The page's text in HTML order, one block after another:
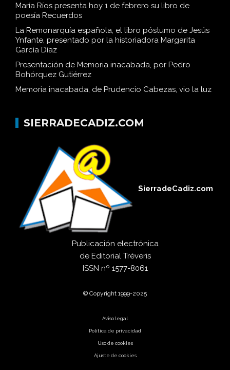
María Ríos presenta hoy 1 de febrero su libro de
poesía Recuerdos
La Remonarquía española, el libro póstumo de Jesús
Ynfante, presentado por la historiadora Margarita
García Díaz
Presentación de Memoria inacabada, por Pedro
Bohórquez Gutiérrez
Memoria inacabada, de Prudencio Cabezas, vio la luz
SIERRADECADIZ.COM
SierradeCadiz.com
Publicación electrónica
de Editorial Tréveris
ISSN nº 1577-8061
© Copyright 1999-2025
Aviso legal
Política de privacidad
Uso de cookies
Ajuste de cookies